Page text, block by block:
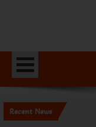
Recent News